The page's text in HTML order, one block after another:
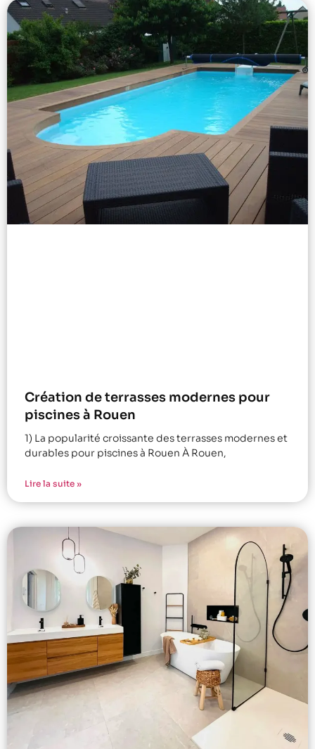
Création de terrasses modernes pour
piscines à Rouen
1) La popularité croissante des terrasses modernes et
durables pour piscines à Rouen À Rouen,
Lire la suite »